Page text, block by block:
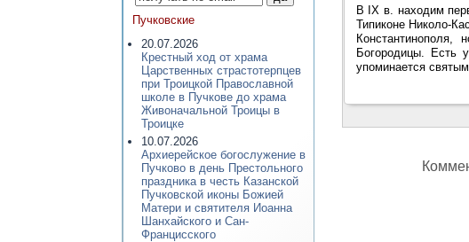
Пучковские
20.07.2026
Крестный ход от храма
Царственных страстотерпцев
при Троицкой Православной
школе в Пучкове до храма
Живоначальной Троицы в
Троицке
10.07.2026
Архиерейское богослужение в
Пучково в день Престольного
праздника в честь Казанской
Пучковской иконы Божией
Матери и святителя Иоанна
Шанхайского и Сан-
Францисского
В IX в. находим
Типиконе Николо-
Богородицы. Есть
упоминается